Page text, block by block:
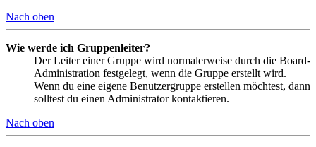
Nach oben
Wie werde ich Gruppenleiter?
Der Leiter einer Gruppe wird normalerweise durch die Board-
Administration festgelegt, wenn die Gruppe erstellt wird.
Wenn du eine eigene Benutzergruppe erstellen möchtest, dann
solltest du einen Administrator kontaktieren.
Nach oben